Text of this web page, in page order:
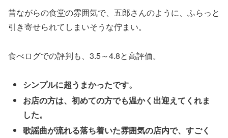
昔ながらの食堂の雰囲気で、五郎さんのように、ふらっと
引き寄せられてしまいそうな佇まい。
食べログでの評判も、3.5～4.8と高評価。
シンプルに超うまかったです。
お店の方は、初めての方でも温かく出迎えてくれま
した。
歌謡曲が流れる落ち着いた雰囲気の店内で、すごく